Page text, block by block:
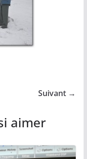
Suivant →
aimer